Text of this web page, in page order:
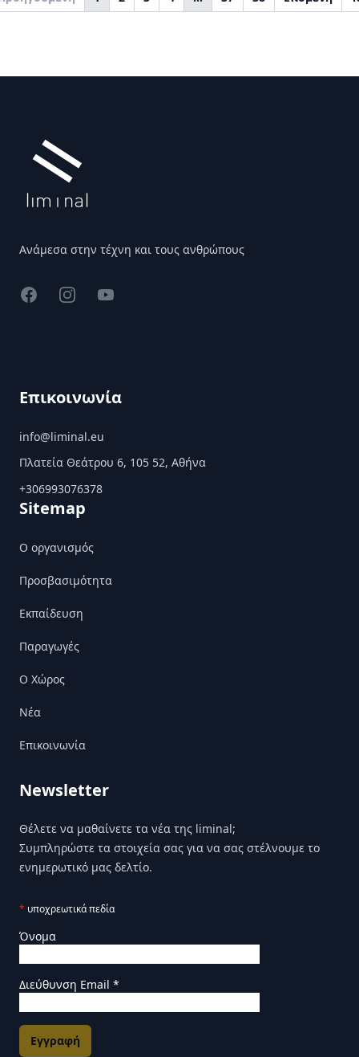
Ανάμεσα στην τέχνη και τους ανθρώπους
FacebookInstagramYouTube
Επικοινωνία
info@liminal.eu
Πλατεία Θεάτρου 6, 105 52, Αθήνα
+306993076378
Sitemap
Ο οργανισμός
Προσβασιμότητα
Εκπαίδευση
Παραγωγές
Ο Χώρος
Nέα
Επικοινωνία
Newsletter
Θέλετε να μαθαίνετε τα νέα της liminal;
Συμπληρώστε τα στοιχεία σας για να σας στέλνουμε το
ενημερωτικό μας δελτίο.
* υποχρεωτικά πεδία
Όνομα
Διεύθυνση Email *